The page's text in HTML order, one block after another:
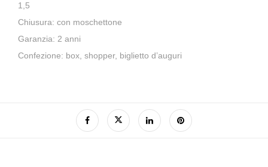
1,5
Chiusura: con moschettone
Garanzia: 2 anni
Confezione: box, shopper, biglietto d’auguri